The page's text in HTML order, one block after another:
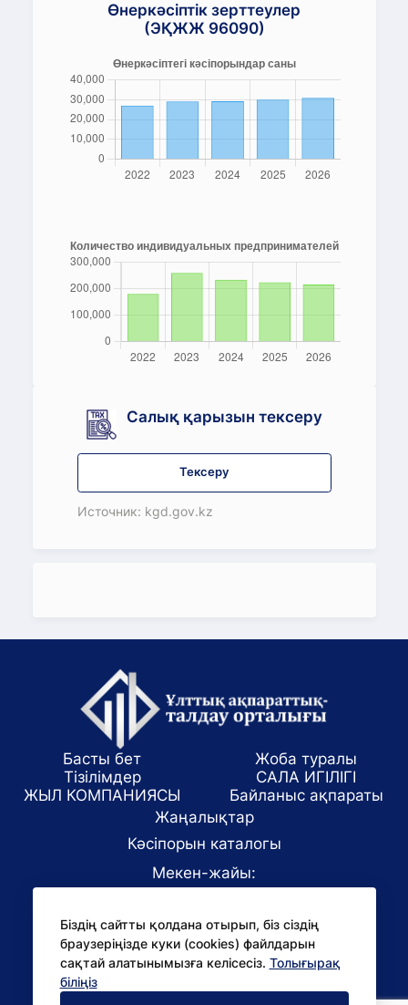
Өнеркәсіптік зерттеулер
(ЭҚЖЖ 96090)
Салық қарызын тексеру
Тексеру
Источник: kgd.gov.kz
Біздің сайтты қолдана отырып, біз сіздің
браузеріңізде куки (cookies) файлдарын
сақтай алатынымызға келісесіз. Толығырақ
біліңіз
Басты бет
Жоба туралы
Тізілімдер
САЛА ИГІЛІГІ
ЖЫЛ КОМПАНИЯСЫ
Байланыс ақпараты
Жаңалықтар
Кәсіпорын каталогы
Мекен-жайы:
E-mail:
office@niac.kz